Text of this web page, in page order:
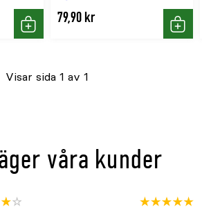
Köp
79,90 kr
Köp
Visar sida 1 av 1
våra kunder